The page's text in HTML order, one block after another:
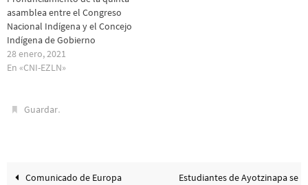
asamblea entre el Congreso
Nacional Indígena y el Concejo
Indígena de Gobierno
28 enero, 2021
En «CNI-EZLN»
Guardar.
Comunicado de Europa
Estudiantes de Ayotzinapa se